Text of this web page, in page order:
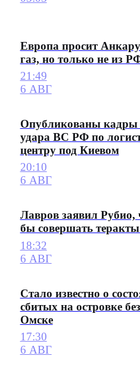
Европа просит
газ, но только не из
21:49
6 АВГ
Опубликованы кадры
удара ВС РФ по
центру под Киевом
20:10
6 АВГ
Лавров заявил Рубио,
бы совершать теракты
18:32
6 АВГ
Стало известно о
сбитых на островке
Омске
17:30
6 АВГ